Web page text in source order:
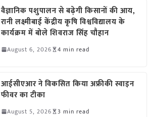
वैज्ञानिक पशुपालन से बढ़ेगी किसानों की आय,
रानी लक्ष्मीबाई केंद्रीय कृषि विश्वविद्यालय के
कार्यक्रम में बोले शिवराज सिंह चौहान
August 6, 2026 4 min read
आईसीएआर ने विकसित किया अफ्रीकी स्वाइन
फीवर का टीका
August 5, 2026 3 min read